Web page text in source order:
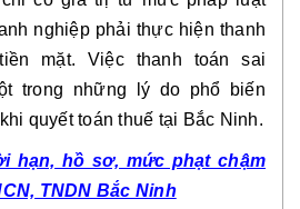
nghiệp phải thực hiện thanh
mặt. Việc thanh toán sai
trong những lý do phổ biến
quyết toán thuế tại Bắc Ninh.
hạn, hồ sơ, mức phạt chậm
TNDN Bắc Ninh